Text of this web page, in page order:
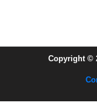
Copyright ©